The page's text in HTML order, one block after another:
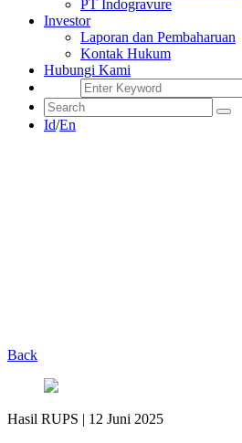
PT Indogravure
Investor
Laporan dan Pembaharuan
Kontak Hukum
Hubungi Kami
Id/En
Back
Hasil RUPS | 12 Juni 2025